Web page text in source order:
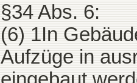
§34 Abs. 6:
(6) 1In
Aufzüge in